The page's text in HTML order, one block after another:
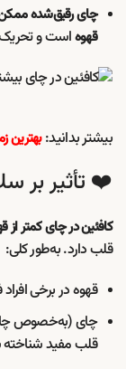
چای رقیق‌شده
قهوهاست و
بیشتر بدانید:بهترین
❤️ تأثیر بر
کافئین در چای کمتر از
قلب دارد. به‌طور کلی:
قهوه در برخی
چای (به‌خصوص
قلب مفید